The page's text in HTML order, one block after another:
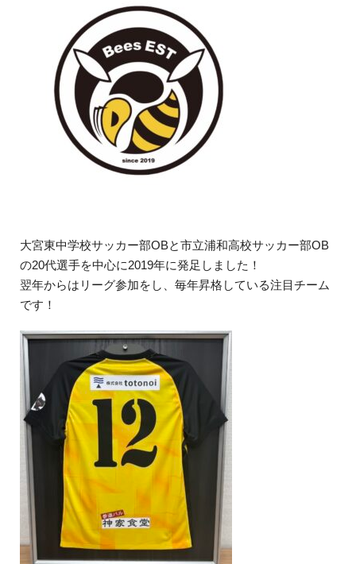
大宮東中学校サッカー部OBと市立浦和高校サッカー部OB
の20代選手を中心に2019年に発足しました！
翌年からはリーグ参加をし、毎年昇格している注目チーム
です！